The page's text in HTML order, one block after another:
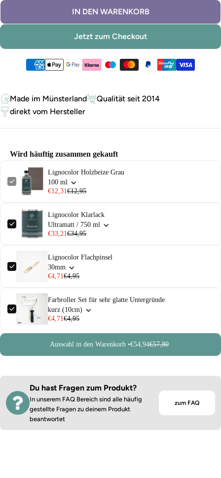
IN DEN WARENKORB
Jetzt zum Checkout
Zahlungsmethoden
Made im Münsterland
Qualität seit 2014
direkt vom Hersteller
Wird häuftig zusammen gekauft
Lignocolor Holzbeize Grau
100 ml
€12,31€12,95
Lignocolor Klarlack
Ultramatt / 750 ml
€33,21€34,95
Lignocolor Flachpinsel
30mm
€4,71€4,95
Farbroller Set für sehr glatte Untergründe
kurz (10cm)
€4,71€4,95
Auswahl in den Warenkorb •€54,94€57,80
Du hast Fragen zum Produkt?
In unserem FAQ Bereich sind alle häufig
gestellte Fragen zu deinem Produkt
beantwortet
zum FAQ